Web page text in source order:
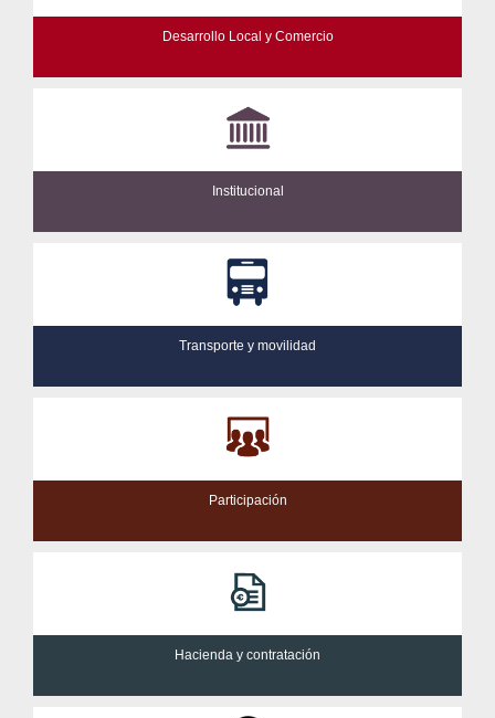
Desarrollo Local y Comercio
Institucional
Transporte y movilidad
Participación
Hacienda y contratación